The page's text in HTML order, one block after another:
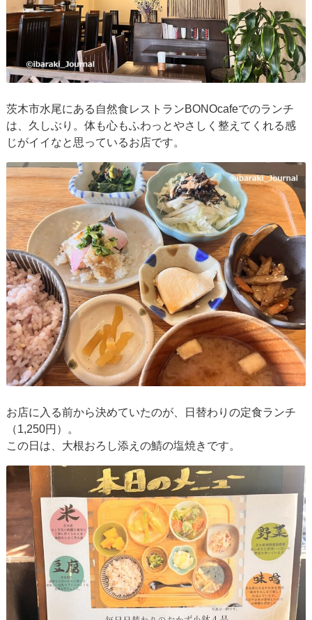
茨木市水尾にある自然食レストランBONOcafeでのランチ
は、久しぶり。体も心もふわっとやさしく整えてくれる感
じがイイなと思っているお店です。
お店に入る前から決めていたのが、日替わりの定食ランチ
（1,250円）。
この日は、大根おろし添えの鯖の塩焼きです。